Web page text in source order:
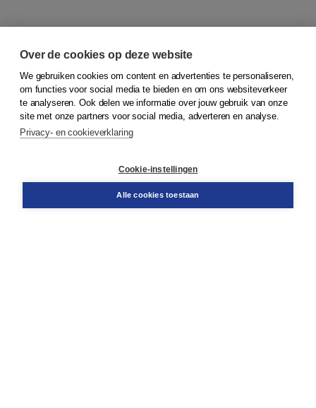
© 2026Koninklijke Boom uitgevers
Bestellen
Over de cookies op deze website
We gebruiken cookies om content en advertenties te personaliseren,
om functies voor social media te bieden en om ons websiteverkeer
te analyseren. Ook delen we informatie over jouw gebruik van onze
site met onze partners voor social media, adverteren en analyse.
Privacy- en cookieverklaring
Cookie-instellingen
Alle cookies toestaan